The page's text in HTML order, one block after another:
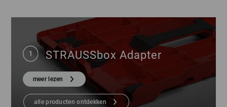
STRAUSSbox Adapter
meer lezen
alle producten ontdekken